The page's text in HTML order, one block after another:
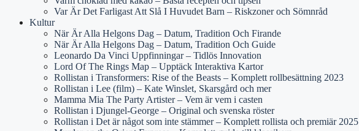
Var Är Det Farligast Att Slå I Huvudet Barn – Riskzoner och Sömnråd
Kultur
När Är Alla Helgons Dag – Datum, Tradition Och Firande
När Är Alla Helgons Dag – Datum, Tradition Och Guide
Leonardo Da Vinci Uppfinningar – Tidlös Innovation
Lord Of The Rings Map – Upptäck Interaktiva Kartor
Rollistan i Transformers: Rise of the Beasts – Komplett rollbesättning 2023
Rollistan i Lee (film) – Kate Winslet, Skarsgård och mer
Mamma Mia The Party Artister – Vem är vem i casten
Rollistan i Djungel-George – Original och svenska röster
Rollistan i Det är något som inte stämmer – Komplett rollista och premiär 2025